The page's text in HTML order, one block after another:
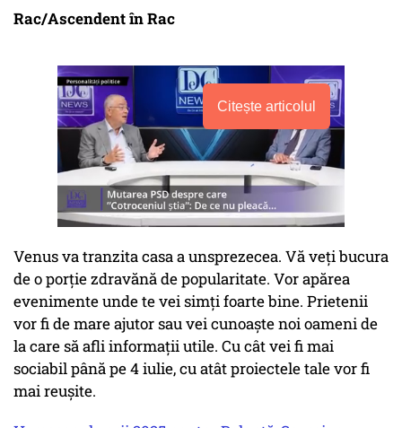
Rac/Ascendent în Rac
Citește articolul
Venus va tranzita casa a unsprezecea. Vă veți bucura
de o porție zdravănă de popularitate. Vor apărea
evenimente unde te vei simți foarte bine. Prietenii
vor fi de mare ajutor sau vei cunoaște noi oameni de
la care să afli informații utile. Cu cât vei fi mai
sociabil până pe 4 iulie, cu atât proiectele tale vor fi
mai reușite.